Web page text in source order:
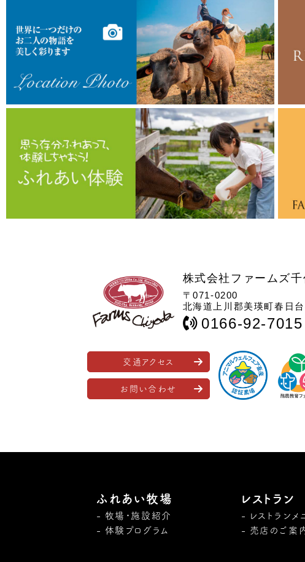
株式会社ファームズ千
〒071-0200
北海道上川郡美瑛町春日
0166-92-7015
交通アクセス
お問い合わせ
ふれあい牧場
牧場・施設紹介
体験プログラム
レストラン
レストランメ
売店のご案